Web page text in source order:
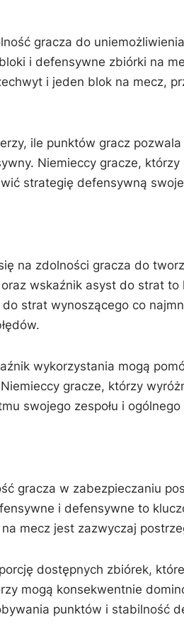
gracza do
i defensywne zbiórki na
i jeden blok na mecz,
ile punktów gracz
Niemieccy gracze,
strategię defensywną
na zdolności gracza do
wskaźnik asyst do strat
strat wynoszącego co
wykorzystania mogą
gracze, którzy
swojego zespołu i ogólnego
gracza w zabezpieczaniu
i defensywne to
mecz jest zazwyczaj
dostępnych zbiórek,
mogą konsekwentnie
punktów i stabilność